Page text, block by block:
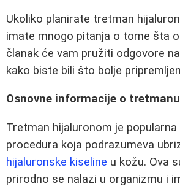
Ukoliko planirate tretman
imate mnogo pitanja o tome šta
članak će vam pružiti odgovore
kako biste bili što bolje
Osnovne informacije o
Tretman hijaluronom je popularna
procedura koja podrazumeva
hijaluronske kiseline u kožu. Ova
prirodno se nalazi u organizmu i